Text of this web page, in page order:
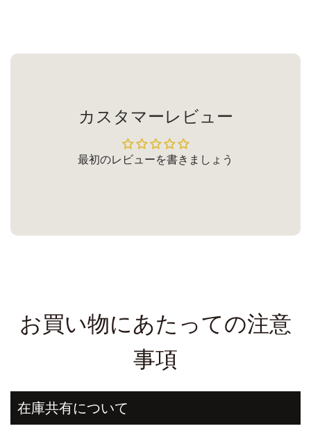
カスタマーレビュー
最初のレビューを書きましょう
お買い物にあたっての注意
事項
在庫共有について